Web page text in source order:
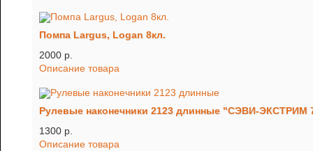
Помпа Largus, Logan 8кл.
2000 p.
Описание товара
Рулевые наконечники 2123 длинные "СЭВИ-ЭКСТРИМ
1300 p.
Описание товара